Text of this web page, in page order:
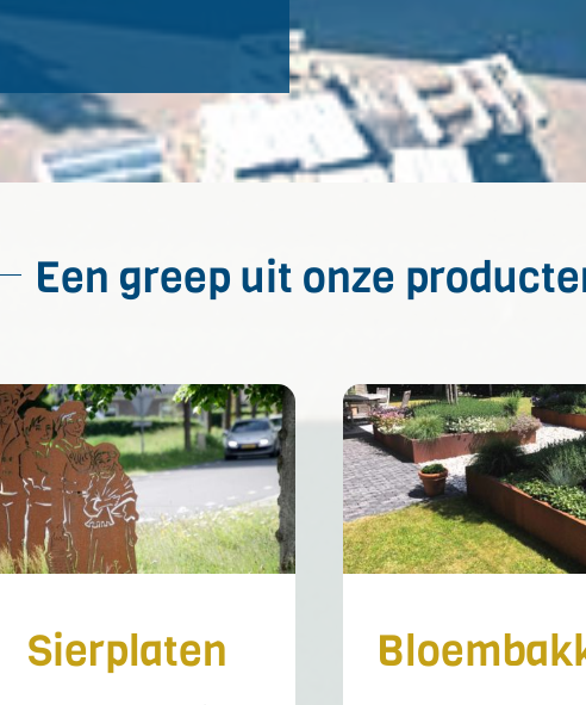
Een greep uit onze
Sierplaten